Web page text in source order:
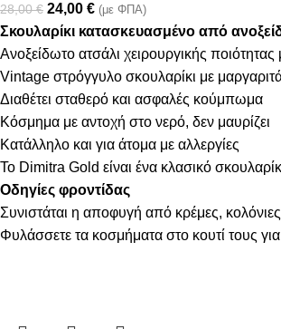
28,00€ 24,00 € (με ΦΠΑ)
Σκουλαρίκι κατασκευασμένο από
Ανοξείδωτο ατσάλι χειρουργικής
Vintage στρόγγυλο σκουλαρίκι με
Διαθέτει σταθερό και ασφαλές κούμπωμα
Κόσμημα με αντοχή στο νερό, δεν μαυρίζει
Κατάλληλο και για άτομα με αλλεργίες
Το Dimitra Gold είναι ένα κλασικό
Οδηγίες φροντίδας
Συνιστάται η αποφυγή από κρέμες,
Φυλάσσετε τα κοσμήματα στο κουτί τους